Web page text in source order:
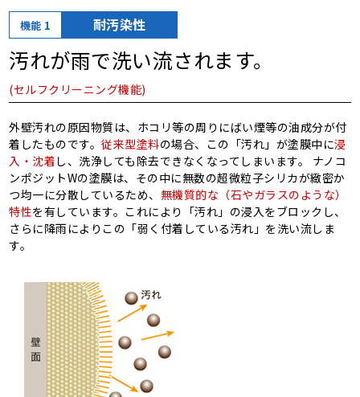
機能 1 耐汚染性
汚れが雨で洗い流されます。
(セルフクリーニング機能)
外壁汚れの原因物質は、ホコリ等の周りにばい煙等の油成分が付
着したものです。従来型塗料の場合、この「汚れ」が塗膜中に浸
入・沈着 し、洗浄しても除去できなくなってしまいます。 ナノコ
ンポジットWの塗膜は、その中に無数の超微粒子シリカが緻密か
つ均一に分散しているため、 無機質的な（石やガラスのような）
特性を有しています。これにより「汚れ」の浸入をブロックし、
さらに降雨によりこの「弱く付着している汚れ」を洗い流しま
す。